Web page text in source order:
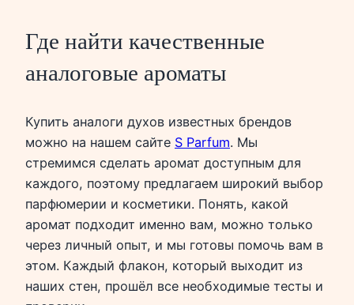
Где найти качественные
аналоговые ароматы
Купить аналоги духов известных брендов
можно на нашем сайте S Parfum. Мы
стремимся сделать аромат доступным для
каждого, поэтому предлагаем широкий выбор
парфюмерии и косметики. Понять, какой
аромат подходит именно вам, можно только
через личный опыт, и мы готовы помочь вам в
этом. Каждый флакон, который выходит из
наших стен, прошёл все необходимые тесты и